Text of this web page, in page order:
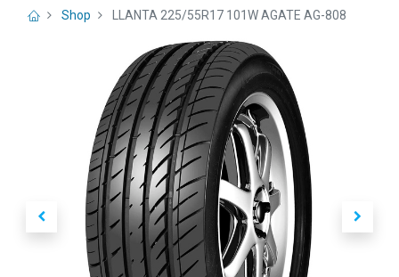
Shop LLANTA 225/55R17 101W AGATE AG-808